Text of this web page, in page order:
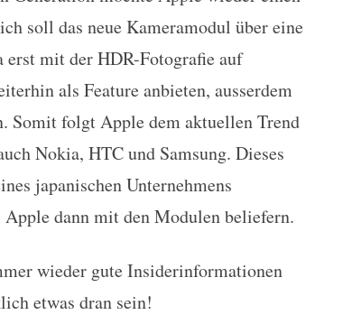
soll das neue Kameramodul über eine
mit der HDR-Fotografie auf
als Feature anbieten, ausserdem
Somit folgt Apple dem aktuellen Trend
Nokia, HTC und Samsung. Dieses
japanischen Unternehmens
Apple dann mit den Modulen beliefern.
wieder gute Insiderinformationen
etwas dran sein!